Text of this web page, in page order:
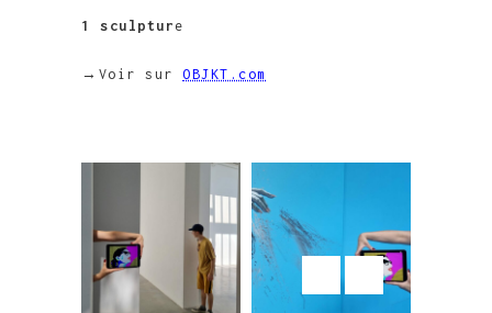
1 sculptur e
→Voir sur OBJKT.com